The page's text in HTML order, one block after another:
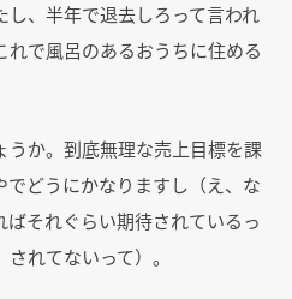
、半年で退去しろって言われ
れで風呂のあるおうちに住める
か。到底無理な売上目標を課
でどうにかなりますし（え、な
それぐらい期待されているっ
れてないって）。